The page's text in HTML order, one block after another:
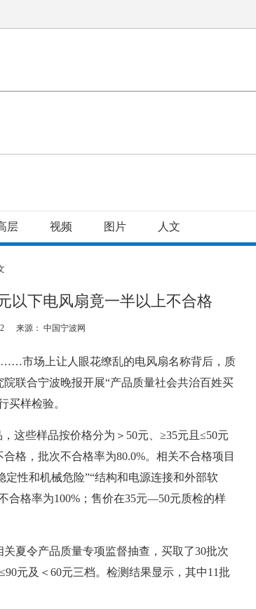
层 视频 图片 人文
以下电风扇竟一半以上不合格
来源： 中国宁波网
市场上让人眼花缭乱的电风扇名称背后，质
联合宁波晚报开展“产品质量社会共治百姓买
买样检验。
些样品按价格分为＞50元、≥35元且≤50元
格，批次不合格率为80.0%。相关不合格项目
定性和机械危险”“结构和电源连接和外部软
合格率为100%；售价在35元—50元质检的样
令产品质量专项监督抽查，买取了30批次
元及＜60元三档。检测结果显示，其中11批